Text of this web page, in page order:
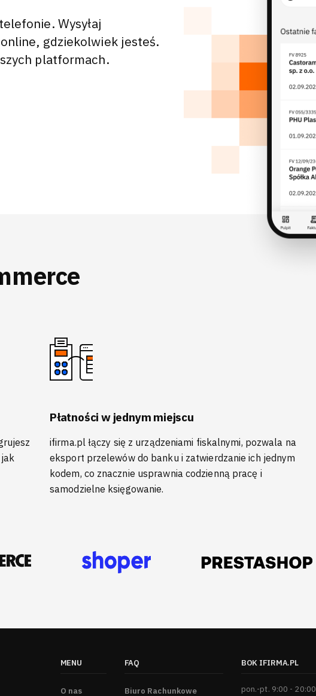
Wysyłaj
gdziekolwiek jesteś.
platformach.
Płatności w jednym miejscu
ifirma.pl łączy się z urządzeniami fiskalnymi, pozwala na
eksport przelewów do banku i zatwierdzanie ich jednym
kodem, co znacznie usprawnia codzienną pracę i
samodzielne księgowanie.
MENU
O nas
FAQ
Biuro Rachunkowe
BOK IFIRMA.PL
pon.-pt. 9:00 - 20:00